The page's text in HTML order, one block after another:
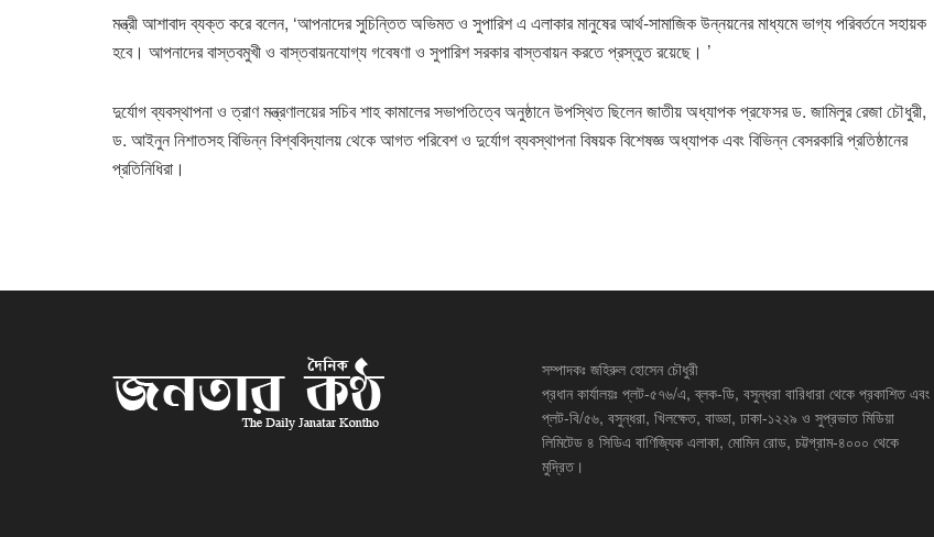
মন্ত্রী আশাবাদ ব্যক্ত করে বলেন, ‘আপনাদের সুচিন্তিত অভিমত ও সুপারিশ এ এলাকার মানুষের আর্থ-সামাজিক উন্নয়নের মাধ্যমে ভাগ্য পরিবর্তনে সহায়ক
হবে। আপনাদের বাস্তবমুখী ও বাস্তবায়নযোগ্য গবেষণা ও সুপারিশ সরকার বাস্তবায়ন করতে প্রস্তুত রয়েছে। ’
দুর্যোগ ব্যবস্থাপনা ও ত্রাণ মন্ত্রণালয়ের সচিব শাহ কামালের সভাপতিত্বে অনুষ্ঠানে উপস্থিত ছিলেন জাতীয় অধ্যাপক প্রফেসর ড. জামিলুর রেজা চৌধুরী,
ড. আইনুন নিশাতসহ বিভিন্ন বিশ্ববিদ্যালয় থেকে আগত পরিবেশ ও দুর্যোগ ব্যবস্থাপনা বিষয়ক বিশেষজ্ঞ অধ্যাপক এবং বিভিন্ন বেসরকারি প্রতিষ্ঠানের
প্রতিনিধিরা।
সম্পাদকঃ জহিরুল হোসেন চৌধুরী
প্রধান কার্যালয়ঃ প্লট-৫৭৬/এ, ব্লক-ডি, বসুন্ধরা বারিধারা থেকে প্রকাশিত এবং
প্লট-বি/৫৬, বসুন্ধরা, খিলক্ষেত, বাড্ডা, ঢাকা-১২২৯ ও সুপ্রভাত মিডিয়া
লিমিটেড ৪ সিডিএ বাণিজ্যিক এলাকা, মোমিন রোড, চট্টগ্রাম-৪০০০ থেকে
মুদ্রিত।